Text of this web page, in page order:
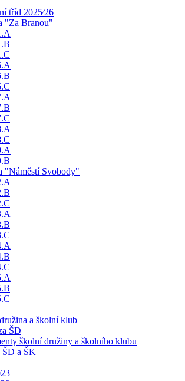
tříd 2025⁄26
"Za Branou"
"Náměstí Svobody"
a školní klub
ŠD
školní družiny a školního klubu
ŠD a ŠK